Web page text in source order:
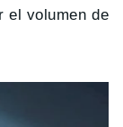
el volumen de